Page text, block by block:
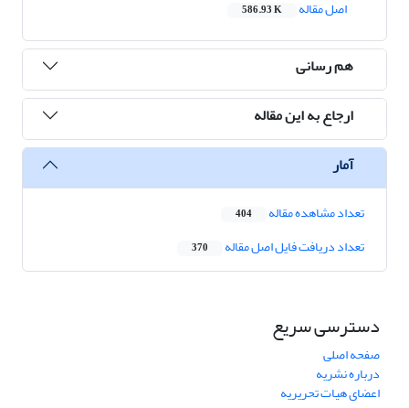
اصل مقاله
586.93 K
هم رسانی
ارجاع به این مقاله
آمار
تعداد مشاهده مقاله 404
تعداد دریافت فایل اصل مقاله 370
دسترسی سریع
صفحه اصلی
درباره نشریه
اعضای هیات تحریریه